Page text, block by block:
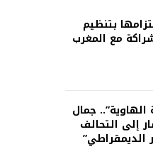
بتنظيم
2030 بشراكة مع المغرب
الهاوية”.. جمال
إلى التحالف
الديمقراطي”